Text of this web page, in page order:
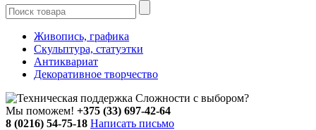
Живопись, графика
Скульптура, статуэтки
Антиквариат
Декоративное творчество
Сложности с выбором?
Мы поможем! +375 (33) 697-42-64
8 (0216) 54-75-18 Написать письмо